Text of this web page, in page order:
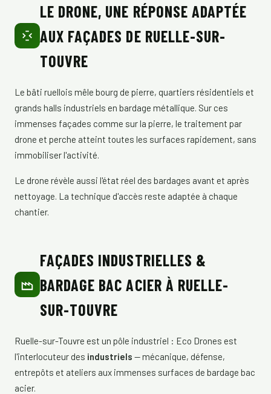
LE DRONE, UNE RÉPONSE ADAPTÉE
AUX FAÇADES DE RUELLE-SUR-
TOUVRE
Le bâti ruellois mêle bourg de pierre, quartiers résidentiels et
grands halls industriels en bardage métallique. Sur ces
immenses façades comme sur la pierre, le traitement par
drone et perche atteint toutes les surfaces rapidement, sans
immobiliser l'activité.
Le drone révèle aussi l'état réel des bardages avant et après
nettoyage. La technique d'accès reste adaptée à chaque
chantier.
FAÇADES INDUSTRIELLES &
BARDAGE BAC ACIER À RUELLE-
SUR-TOUVRE
Ruelle-sur-Touvre est un pôle industriel : Eco Drones est
l'interlocuteur des industriels — mécanique, défense,
entrepôts et ateliers aux immenses surfaces de bardage bac
acier.